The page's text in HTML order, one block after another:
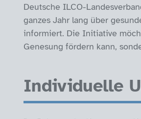
Deutsche ILCO-
ganzes Jahr lang über
informiert. Die Initiative
Genesung fördern kann,
Individuelle